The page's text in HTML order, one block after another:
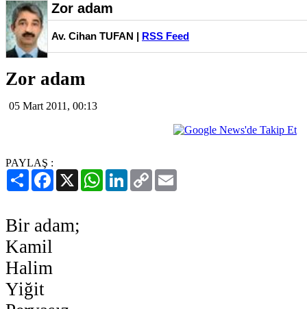
Zor adam
Av. Cihan TUFAN | RSS Feed
Zor adam
05 Mart 2011, 00:13
PAYLAŞ :
PaylaşFacebook
X WhatsAppLinkedIn
Copy
Link
Bir adam;
Kamil
Halim
Yiğit